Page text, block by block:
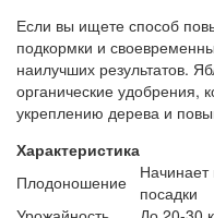
Если вы ищете способ
подкормки и
наилучших результатов.
органические удобрения,
укреплению дерева и
Характеристика
Плодоношение
Начинает
посадки